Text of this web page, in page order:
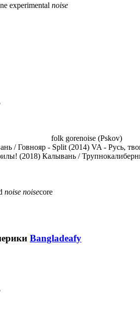
experimental noise
folk gorenoise (Pskov)
/ Говнояр - Split (2014) VA - Русь,
(2018) Калывань /
noise noisecore
Bangladeafy